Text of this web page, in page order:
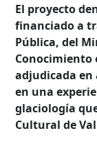
El proyecto
financiado a
Pública, del
Conocimiento
adjudicada en
en una
glaciología
Cultural de